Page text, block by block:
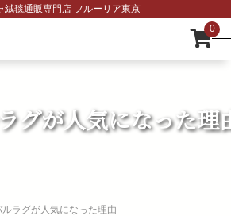
絨毯通販専門店 フルーリア東京
0
グが人気になった理
ルラグが人気になった理由